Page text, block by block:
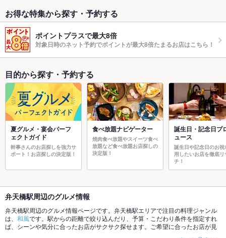
お得な特集から探す・予約する
ポイントプラスで最大8倍
対象日時のネット予約でポイントが最大8倍たまるお店はこちら！
目的から探す・予約する
夏グルメ・宴会パーフ
ェクトガイド
幹事さんのお店探しを強力サ
ポート！お店探しの決定版！
食べ放題ナビゲーター
焼肉食べ放題やスイーツ食べ
放題など食べ放題お店探しの
決定版！
誕生日・記念日プ
ュース
誕生日や記念日のお祝
用したいお店を徹底リ
チ！
弁天橋駅周辺のグルメ情報
弁天橋駅周辺のグルメ情報ページです。弁天橋駅エリアで注目の料理ジャンル
は、 和風です。駅からの距離で絞り込んだり、予算・こだわり条件を指定すれ
ば、シーンや気分に合ったお店がサクサク探せます。ご希望に合ったお店が見